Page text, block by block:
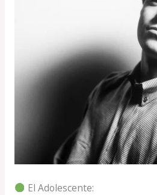
El Adolescente: